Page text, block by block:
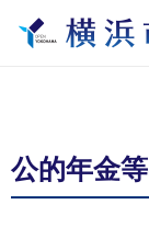
公的年金